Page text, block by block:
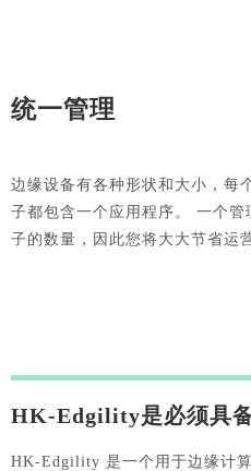
统一管理
边缘设备有各种形状和大小，每
子都包含一个应用程序。 一个
子的数量，因此您将大大节省运
HK-Edgility是必须具
HK-Edgility 是一个用于边缘计